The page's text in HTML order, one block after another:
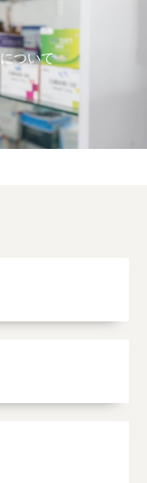
ついて